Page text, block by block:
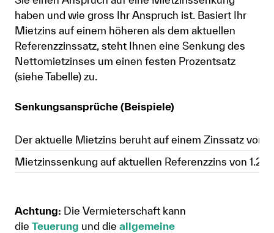
haben und wie gross Ihr Anspruch ist. Basiert Ihr
Mietzins auf einem höheren als dem aktuellen
Referenzzinssatz, steht Ihnen eine Senkung des
Nettomietzinses um einen festen Prozentsatz
(siehe Tabelle) zu.
Senkungsansprüche (Beispiele)
Der aktuelle Mietzins beruht auf einem Zinssatz von
Mietzinssenkung auf aktuellen Referenzzins von
Achtung: Die Vermieterschaft kann
die Teuerung und die allgemeine